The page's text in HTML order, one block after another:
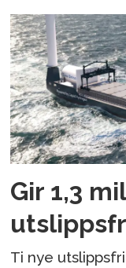
Gir 1,3
Ti nye